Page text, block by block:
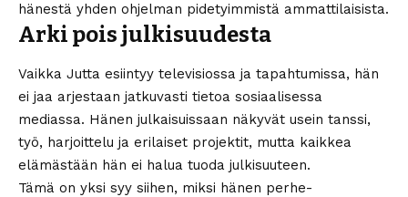
hänestä yhden ohjelman pidetyimmistä ammattilaisista.
Arki pois julkisuudesta
Vaikka Jutta esiintyy televisiossa ja tapahtumissa, hän
ei jaa arjestaan jatkuvasti tietoa sosiaalisessa
mediassa. Hänen julkaisuissaan näkyvät usein tanssi,
työ, harjoittelu ja erilaiset projektit, mutta kaikkea
elämästään hän ei halua tuoda julkisuuteen.
Tämä on yksi syy siihen, miksi hänen perhe-